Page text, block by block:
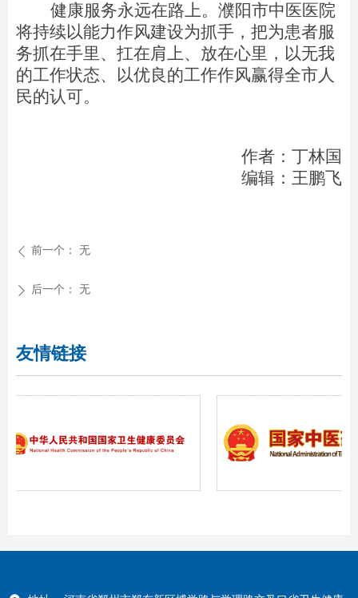
健康服务永远在路上。濮阳市中医医院
将持续以能力作风建设为抓手，把为患者服
务抓在手里、扛在肩上、放在心里，以无我
的工作状态、以优良的工作作风赢得全市人
民的认可。
作者：丁林国
编辑：王鹏飞
ꄴ 前一个： 无
ꄲ 后一个： 无
友情链接